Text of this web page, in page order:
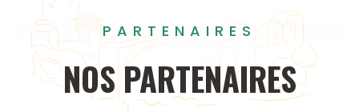
PARTENAIRES
NOS PARTENAIRES